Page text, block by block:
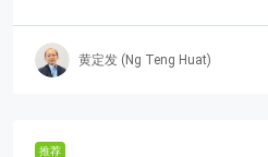
黄定发 (Ng Teng Huat)
推荐